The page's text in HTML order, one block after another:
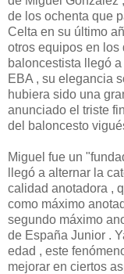
de los ochenta que
Celta en su último
otros equipos en los
baloncestista llegó
EBA , su elegancia
hubiera sido una
anunciado el triste
del baloncesto
Miguel fue un
llegó a alternar la
calidad anotadora ,
como máximo
segundo máximo
de España Junior .
edad , este
mejorar en ciertos